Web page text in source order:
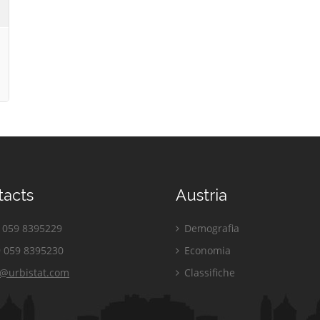
8395229
8395230
Austria
Demografia
Economia
Classifiche